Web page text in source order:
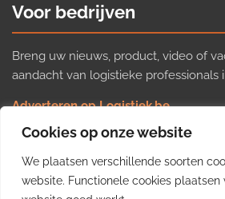
Cookies op onze website
We plaatsen verschillende soorten
website. Functionele cookies
Voor bedrijven
Breng uw nieuws, product, video of
aandacht van logistieke professionals
Adverteren op Logistiek.be
Nieuws insturen
Uw video op Logistiek.TV
Job plaatsen
Gratis wekelijkse update